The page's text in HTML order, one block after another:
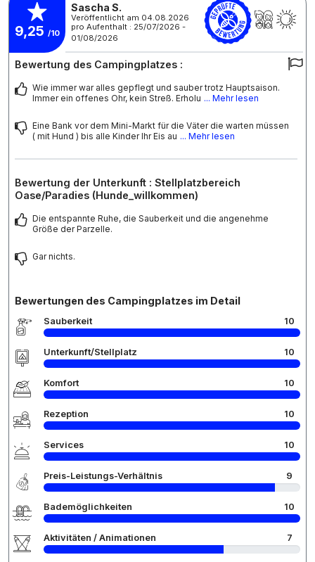
9,25 /10
Sascha S.
Veröffentlicht am 04.08.2026
pro Aufenthalt : 25/07/2026 -
01/08/2026
Bewertung des Campingplatzes :
Wie immer war alles gepflegt und sauber trotz Hauptsaison.
Immer ein offenes Ohr, kein Streß. Erholu ... Mehr lesen
Eine Bank vor dem Mini-Markt für die Väter die warten müssen
( mit Hund ) bis alle Kinder Ihr Eis au ... Mehr lesen
Bewertung der Unterkunft : Stellplatzbereich
Oase/Paradies (Hunde_willkommen)
Die entspannte Ruhe, die Sauberkeit und die angenehme
Größe der Parzelle.
Gar nichts.
Bewertungen des Campingplatzes im Detail
Sauberkeit 10
Unterkunft/Stellplatz 10
Komfort 10
Rezeption 10
Services 10
Preis-Leistungs-Verhältnis 9
Bademöglichkeiten 10
Aktivitäten / Animationen 7